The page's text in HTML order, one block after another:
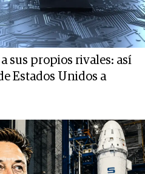
sus propios rivales: así
Estados Unidos a